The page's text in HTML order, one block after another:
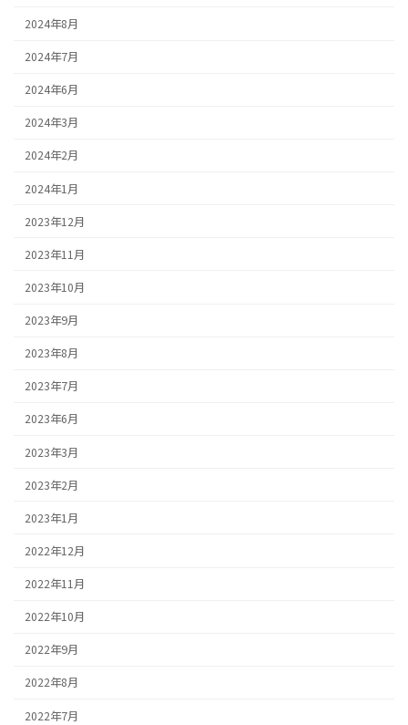
2024年8月
2024年7月
2024年6月
2024年3月
2024年2月
2024年1月
2023年12月
2023年11月
2023年10月
2023年9月
2023年8月
2023年7月
2023年6月
2023年3月
2023年2月
2023年1月
2022年12月
2022年11月
2022年10月
2022年9月
2022年8月
2022年7月